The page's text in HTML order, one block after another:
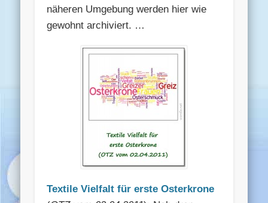
näheren Umgebung werden hier wie
gewohnt archiviert. …
Textile Vielfalt für erste Osterkrone